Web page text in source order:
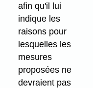
afin qu'il lui
indique les
raisons pour
lesquelles les
mesures
proposées ne
devraient pas